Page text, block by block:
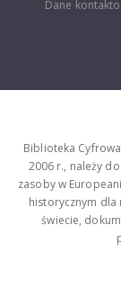
Dane
Biblioteka
2006 r., należy
zasoby w
historycznym dla
świecie,